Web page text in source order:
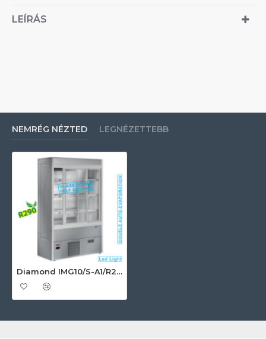
LEÍRÁS
NEMRÉG NÉZTED LEGNÉZETTEBB
Diamond IMG10/S-A1/R2 Ipari hűtött fali regál